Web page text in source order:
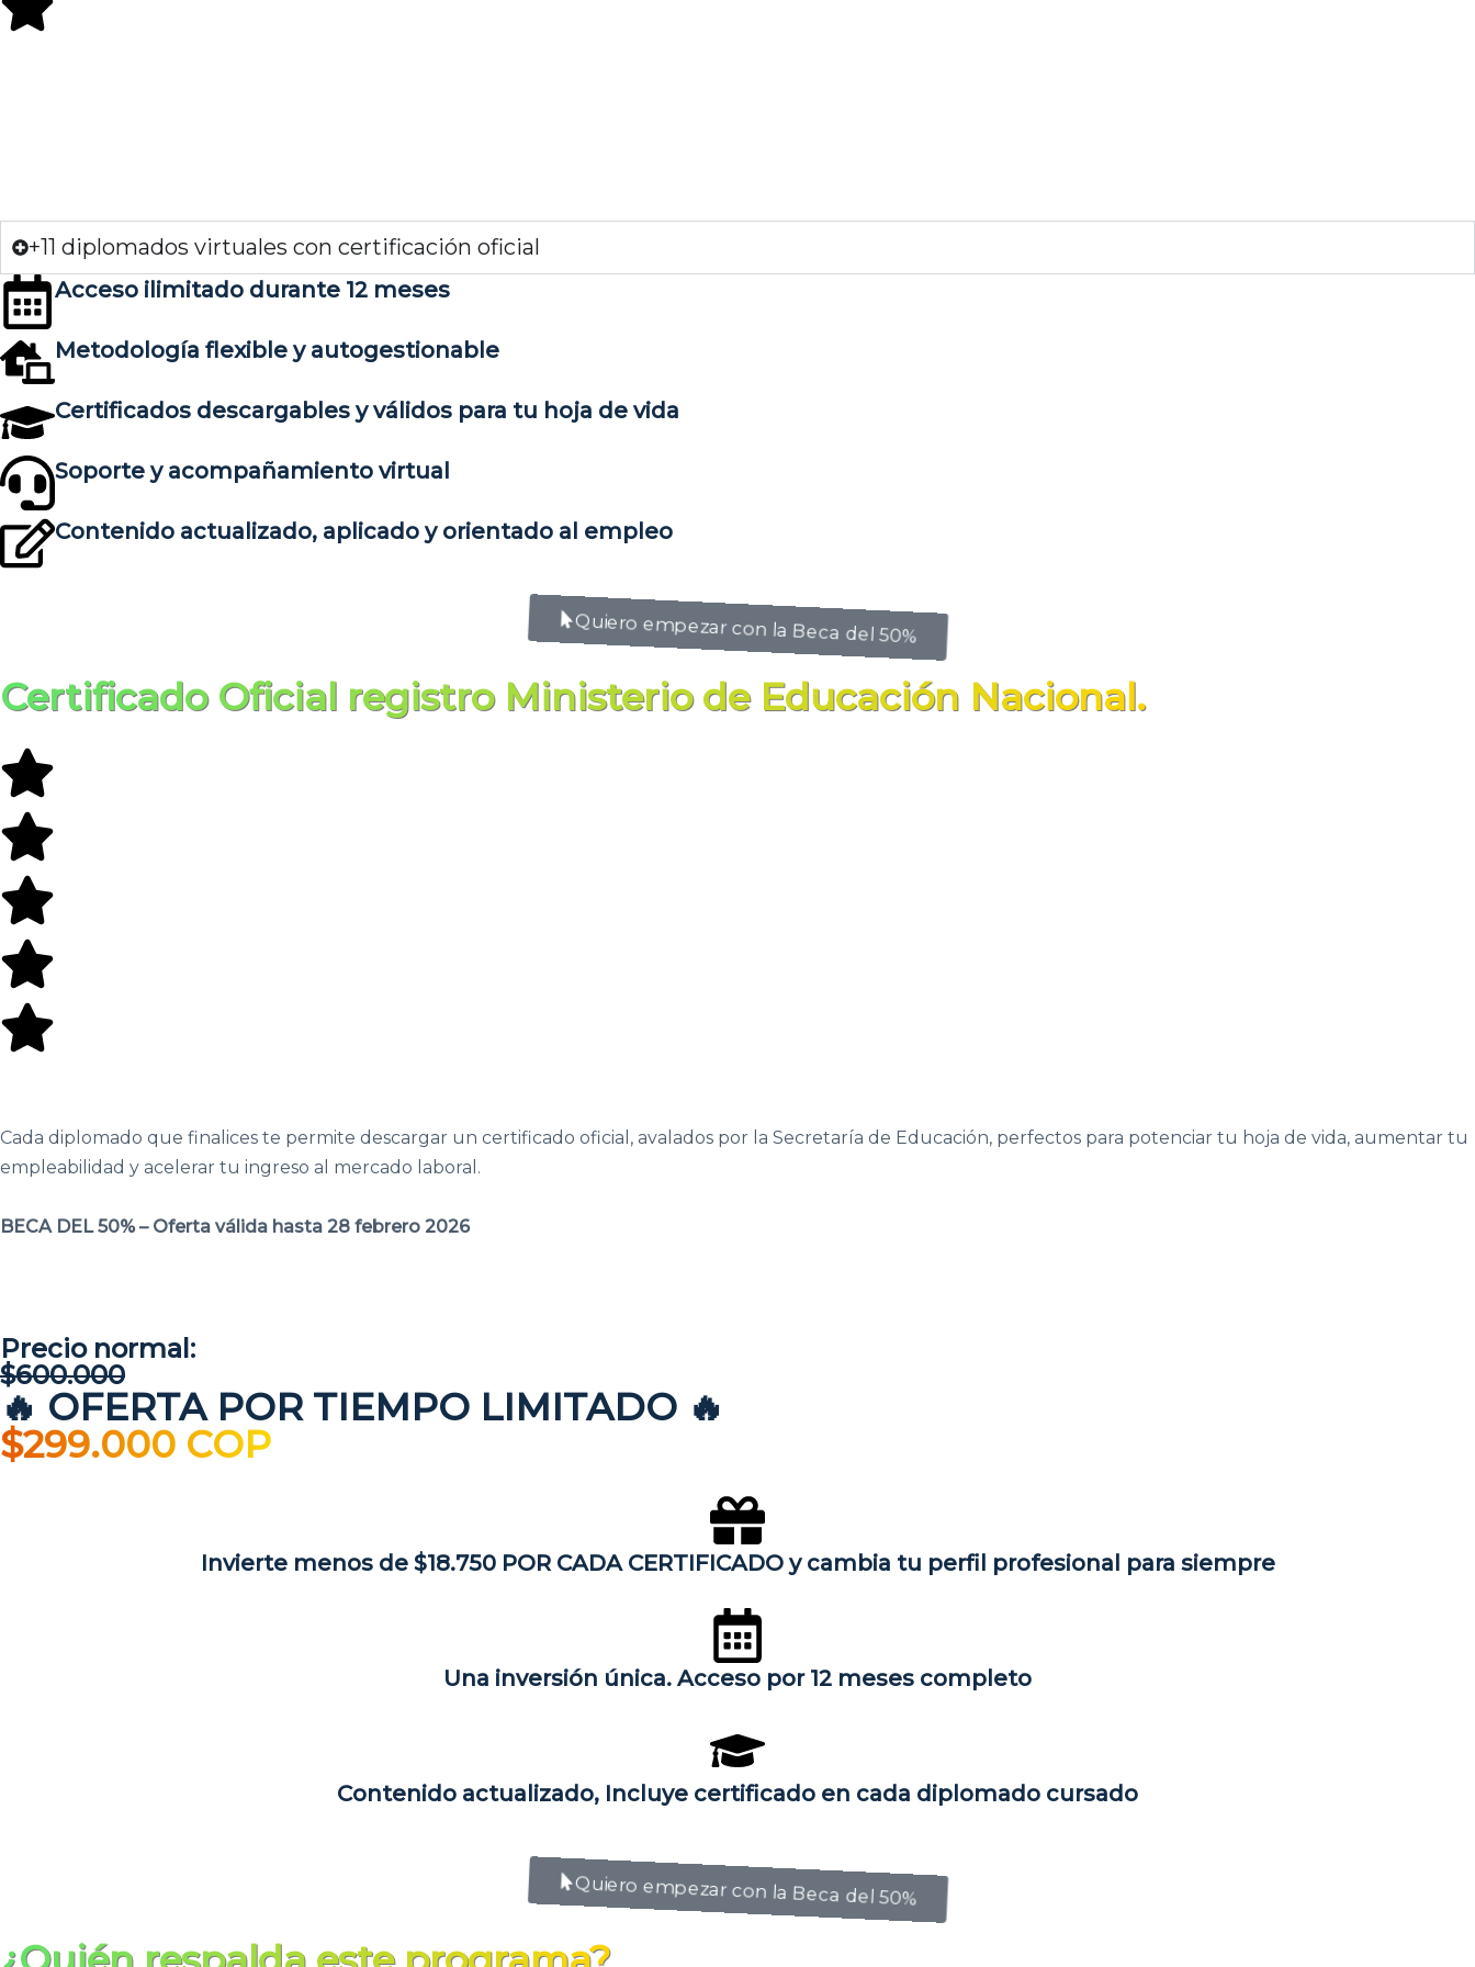
+11 diplomados virtuales con certificación oficial
Acceso ilimitado durante 12 meses
Metodología flexible y autogestionable
Certificados descargables y válidos para tu hoja de vida
Soporte y acompañamiento virtual
Contenido actualizado, aplicado y orientado al empleo
Quiero empezar con la Beca del 50%
Certificado Oficial registro Ministerio de Educación Nacional.
Cada diplomado que finalices te permite descargar un certificado oficial, avalados por la Secretaría de Educación, perfectos para potenciar tu hoja de vida, aumentar tu
empleabilidad y acelerar tu ingreso al mercado laboral.
BECA DEL 50% – Oferta válida hasta 28 febrero 2026
Precio normal:
$600.000
🔥 OFERTA POR TIEMPO LIMITADO 🔥
$299.000 COP
Invierte menos de $18.750 POR CADA CERTIFICADO y cambia tu perfil profesional para siempre
Una inversión única. Acceso por 12 meses completo
Contenido actualizado, Incluye certificado en cada diplomado cursado
Quiero empezar con la Beca del 50%